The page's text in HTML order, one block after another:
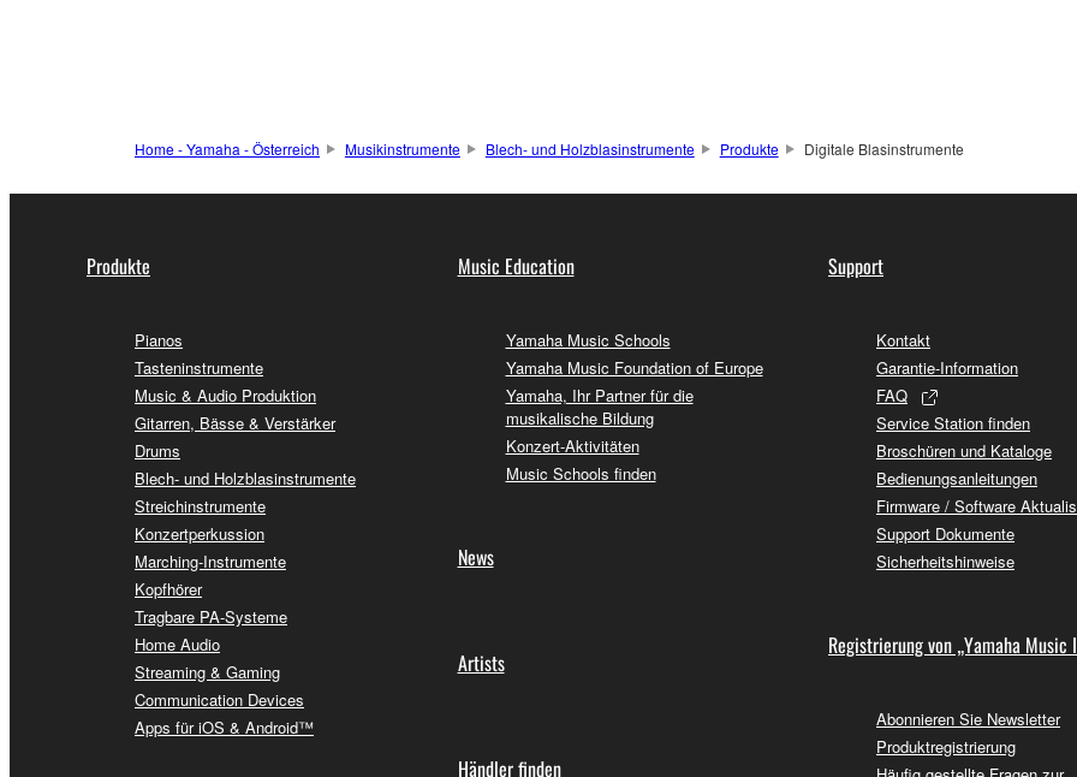
Home - Yamaha - Österreich Musikinstrumente Blech- und Holzblasinstrumente Produkte Digitale Blasinstrumente
Produkte
Pianos
Tasteninstrumente
Music & Audio Produktion
Gitarren, Bässe & Verstärker
Drums
Blech- und Holzblasinstrumente
Streichinstrumente
Konzertperkussion
Marching-Instrumente
Kopfhörer
Tragbare PA-Systeme
Home Audio
Streaming & Gaming
Communication Devices
Apps für iOS & Android™
Music Education
Yamaha Music Schools
Yamaha Music Foundation of Europe
Yamaha, Ihr Partner für die
musikalische Bildung
Konzert-Aktivitäten
Music Schools finden
News
Artists
Händler finden
Support
Kontakt
Garantie-Information
FAQ
Service Station finden
Broschüren und Kataloge
Bedienungsanleitungen
Firmware / Software
Support Dokumente
Sicherheitshinweise
Registrierung von „Yamaha Music
Abonnieren Sie Newsletter
Produktregistrierung